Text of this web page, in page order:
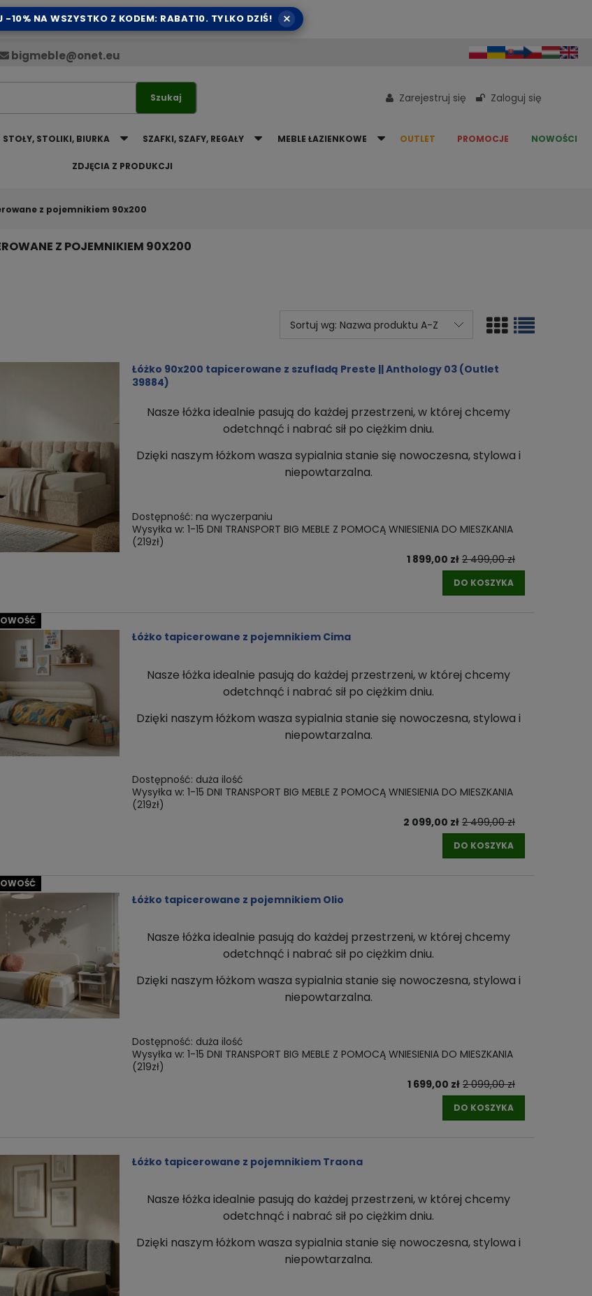
-10% NA WSZYSTKO Z KODEM: RABAT10. TYLKO DZIŚ! ×
bigmeble@onet.eu
Szukaj Zarejestruj się Zaloguj się
STOŁY, STOLIKI, BIURKA SZAFKI, SZAFY, REGAŁY MEBLE ŁAZIENKOWE OUTLET PROMOCJE NOWOŚCI
ZDJĘCIA Z PRODUKCJI
z pojemnikiem 90x200
Z POJEMNIKIEM 90X200
Sortuj wg: Nazwa produktu A-Z
Łóżko 90x200 tapicerowane z szufladą Preste || Anthology 03 (Outlet
39884)
Nasze łóżka idealnie pasują do każdej przestrzeni, w której chcemy
odetchnąć i nabrać sił po ciężkim dniu.
Dzięki naszym łóżkom wasza sypialnia stanie się nowoczesna, stylowa i
niepowtarzalna.
Dostępność: na wyczerpaniu
Wysyłka w: 1-15 DNI TRANSPORT BIG MEBLE Z POMOCĄ WNIESIENIA DO MIESZKANIA
(219zł)
1 899,00 zł 2 499,00 zł
DO KOSZYKA
Łóżko tapicerowane z pojemnikiem Cima
Nasze łóżka idealnie pasują do każdej przestrzeni, w której chcemy
odetchnąć i nabrać sił po ciężkim dniu.
Dzięki naszym łóżkom wasza sypialnia stanie się nowoczesna, stylowa i
niepowtarzalna.
Dostępność: duża ilość
Wysyłka w: 1-15 DNI TRANSPORT BIG MEBLE Z POMOCĄ WNIESIENIA DO MIESZKANIA
(219zł)
2 099,00 zł 2 499,00 zł
DO KOSZYKA
Łóżko tapicerowane z pojemnikiem Olio
Nasze łóżka idealnie pasują do każdej przestrzeni, w której chcemy
odetchnąć i nabrać sił po ciężkim dniu.
Dzięki naszym łóżkom wasza sypialnia stanie się nowoczesna, stylowa i
niepowtarzalna.
Dostępność: duża ilość
Wysyłka w: 1-15 DNI TRANSPORT BIG MEBLE Z POMOCĄ WNIESIENIA DO MIESZKANIA
(219zł)
1 699,00 zł 2 099,00 zł
DO KOSZYKA
Łóżko tapicerowane z pojemnikiem Traona
Nasze łóżka idealnie pasują do każdej przestrzeni, w której chcemy
odetchnąć i nabrać sił po ciężkim dniu.
Dzięki naszym łóżkom wasza sypialnia stanie się nowoczesna, stylowa i
niepowtarzalna.